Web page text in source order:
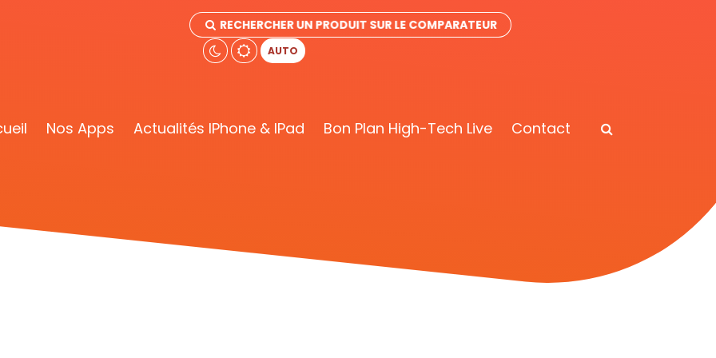
RECHERCHER UN PRODUIT SUR LE COMPARATEUR
AUTO
Nos Apps Actualités IPhone & IPad Bon Plan High-Tech Live Contact